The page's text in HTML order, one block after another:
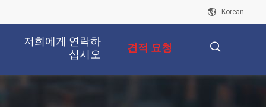
Korean
저희에게 연락하
십시오
견적 요청